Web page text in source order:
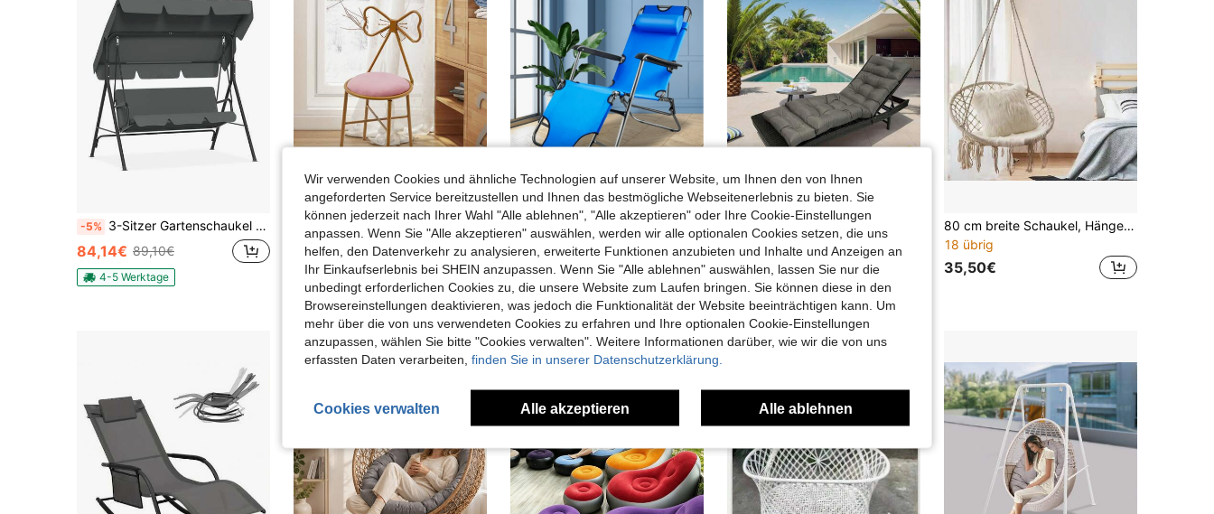
-5% 3-Sitzer Gartenschaukel mit Sonnendach, verstellbarem Sonnenschutz, Metallrahmen & gepolsterten Kissen, Outdoor Hollywoodschaukel bis 200 kg Tragkraft für Garten Terrasse
84,14€ 89,10€
4-5 Werktage
39,91€
-16% Klappbarer Gartenliegestuhl für den Außenbereich, aus Metall und atmungsaktivem Oxford-Gewebe mit gepolsterter Kopfstütze, Terrasse, Pool, Strand
27,67€ 32,99€
5
-17% Wasserdicht Klappstuhlkissen Gartenliegestühle Kissen Sitzkissen &Rückenkissen Polster Auflage für Garten Pool Terrasse Balkon
37,83€ 45,88€
4-5 Werktage Gratisversand
80 cm breite Schaukel, Hängesessel für den Innenhof, Hängekorb für den Innenbalkon, Hängesessel für den Außenbereich, Wiegenstuhl für den Außenbereich, Homestay-Hängesessel für den Außenbereich, Hängematte, Hängekorb mit gewebter Quaste aus Baumwollseil, Lazy Swing
18 übrig
35,50€
Wir verwenden Cookies und ähnliche Technologien auf unserer Website, um Ihnen den von Ihnen
angeforderten Service bereitzustellen und Ihnen das bestmögliche Webseitenerlebnis zu bieten. Sie
können jederzeit nach Ihrer Wahl "Alle ablehnen", "Alle akzeptieren" oder Ihre Cookie-Einstellungen
anpassen. Wenn Sie "Alle akzeptieren" auswählen, werden wir alle optionalen Cookies setzen, die uns
helfen, den Datenverkehr zu analysieren, erweiterte Funktionen anzubieten und Inhalte und Anzeigen an
Ihr Einkaufserlebnis bei SHEIN anzupassen. Wenn Sie "Alle ablehnen" auswählen, lassen Sie nur die
unbedingt erforderlichen Cookies zu, die unsere Website zum Laufen bringen. Sie können diese in den
Browsereinstellungen deaktivieren, was jedoch die Funktionalität der Website beeinträchtigen kann. Um
mehr über die von uns verwendeten Cookies zu erfahren und Ihre optionalen Cookie-Einstellungen
anzupassen, wählen Sie bitte "Cookies verwalten". Weitere Informationen darüber, wie wir die von uns
erfassten Daten verarbeiten, finden Sie in unserer Datenschutzerklärung.
Cookies verwalten Alle akzeptieren Alle ablehnen